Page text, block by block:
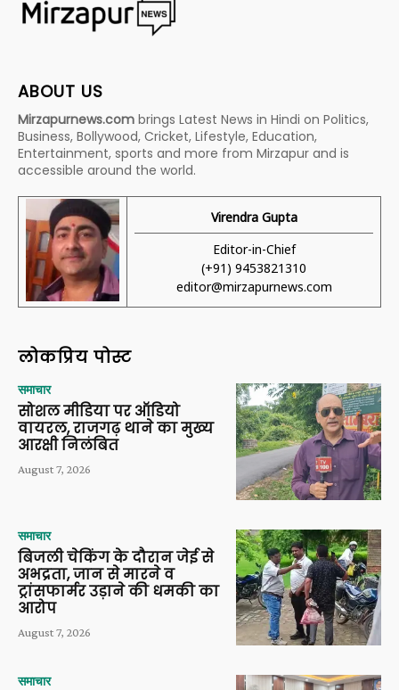
ABOUT US
Mirzapurnews.com brings Latest News in Hindi on Politics,
Business, Bollywood, Cricket, Lifestyle, Education,
Entertainment, sports and more from Mirzapur and is
accessible around the world.
Virendra Gupta
Editor-in-Chief
(+91) 9453821310
editor@mirzapurnews.com
लोकप्रिय पोस्ट
समाचार
सोशल मीडिया पर ऑडियो
वायरल, राजगढ़ थाने का मुख्य
आरक्षी निलंबित
August 7, 2026
समाचार
बिजली चेकिंग के दौरान जेई से
अभद्रता, जान से मारने व
ट्रांसफार्मर उड़ाने की धमकी का
आरोप
August 7, 2026
समाचार